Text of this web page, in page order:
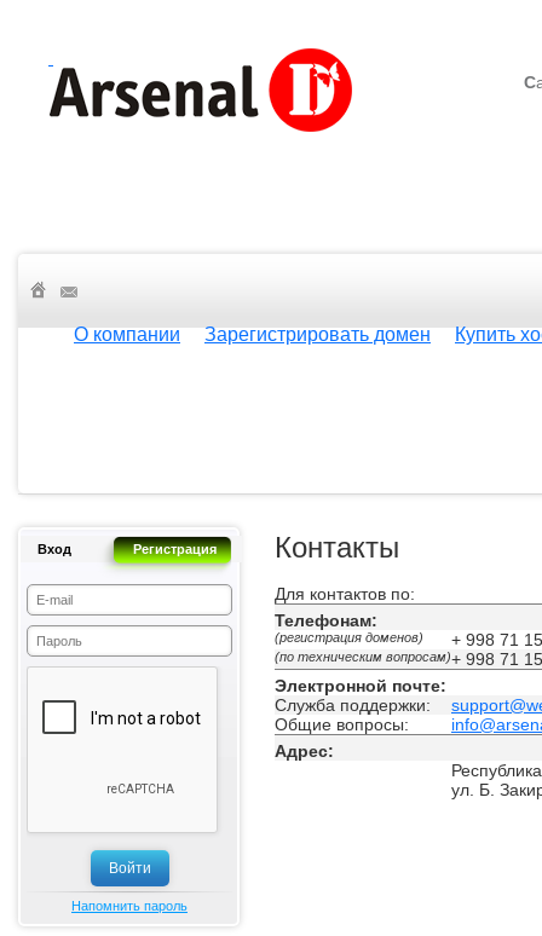
С
О компании Зарегистрировать домен Купить
Вход Регистрация
Напомнить пароль
Контакты
Для контактов по:
Телефонам:
(регистрация доменов) + 998 71
(по техническим вопросам)+ 998 71
Электронной почте:
Служба поддержки:
Общие вопросы:
Адрес:
ул. Б.